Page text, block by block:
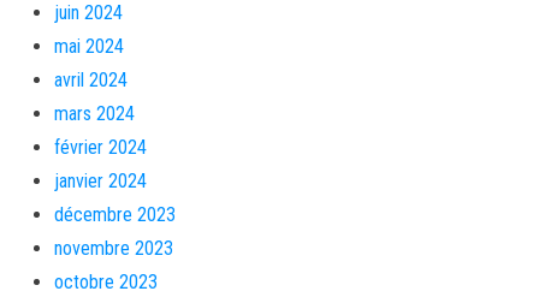
juin 2024
mai 2024
avril 2024
mars 2024
février 2024
janvier 2024
décembre 2023
novembre 2023
octobre 2023